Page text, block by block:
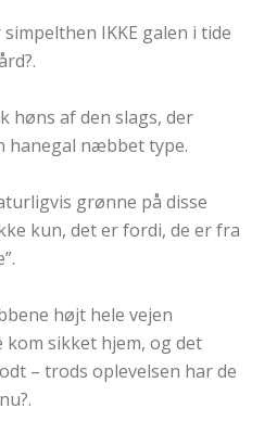
IKKE galen i tide
?.
høns af den slags, der
næbbet type.
grønne på disse
kun, det er fordi, de er fra
højt hele vejen
kom sikket hjem, og det
– trods oplevelsen har de
?.